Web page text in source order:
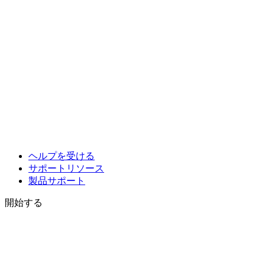
ヘルプを受ける
サポートリソース
製品サポート
開始する